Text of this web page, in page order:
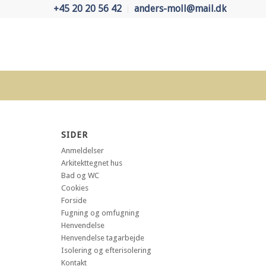
+45 20 20 56 42 anders-moll@mail.dk
SIDER
Anmeldelser
Arkitekttegnet hus
Bad og WC
Cookies
Forside
Fugning og omfugning
Henvendelse
Henvendelse tagarbejde
Isolering og efterisolering
Kontakt